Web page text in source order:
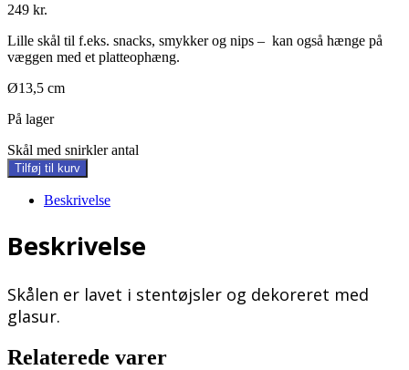
249 kr.
Lille skål til f.eks. snacks, smykker og nips – kan også hænge på
væggen med et platteophæng.
Ø13,5 cm
På lager
Skål med snirkler antal
Tilføj til kurv
Beskrivelse
Beskrivelse
Skålen er lavet i stentøjsler og dekoreret med
glasur.
Relaterede varer